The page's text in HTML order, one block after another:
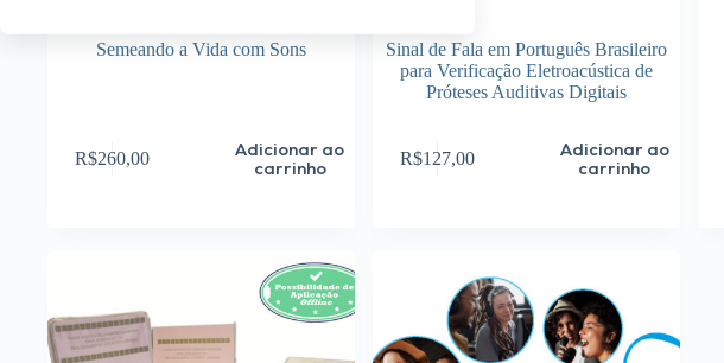
Semeando a Vida com Sons
R$260,00
Adicionar ao
carrinho
Sinal de Fala em Português Brasileiro
para Verificação Eletroacústica de
Próteses Auditivas Digitais
R$127,00
Adicionar ao
carrinho